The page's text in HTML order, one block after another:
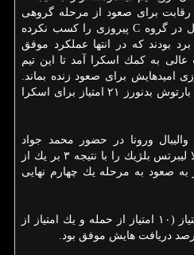
رقابت برای صعود از مرحله گروهی
باقی بماند. هر دو تیم كه تابحال در گروه C پیروزی را كسب نكرده
بودند كه در انتها عملكرد موفق
دریافت عالی به كمك اسكرا آمد تا این تیم
امیدهایش برای صعود زنده بماند.
در این دیدار ماریوش ولازلی و بارتوش بدنورز ۲۱ امتیاز برای اسكرا
ورونا در حضور محمد جواد
معنوی نژاد موفق شد تیم دوكلا لیبرتس بلژیك را با نتیجه ۳ بر یك از
به صعود به مرحله یك چهارم نهایی
معنوی نژاد در این دیدار ۱۱ امتیاز (۱۰ امتیاز از حمله و یك امتیاز از